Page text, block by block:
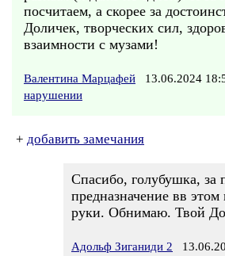
посчитаем, а скорее за
Доличек, творческих сил,
взаимности с музами!
Валентина Марцафей 13.06.2024
нарушении
+ добавить замечания
Спасибо, голубушка, за
предназначение вв
руки. Обнимаю. Твой
Адольф Зиганиди 2